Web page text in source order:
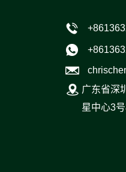
广东省深
星中心3